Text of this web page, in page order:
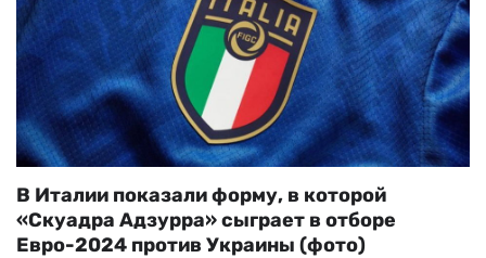
В Италии показали форму, в которой
«Скуадра Адзурра» сыграет в отборе
Евро-2024 против Украины (фото)